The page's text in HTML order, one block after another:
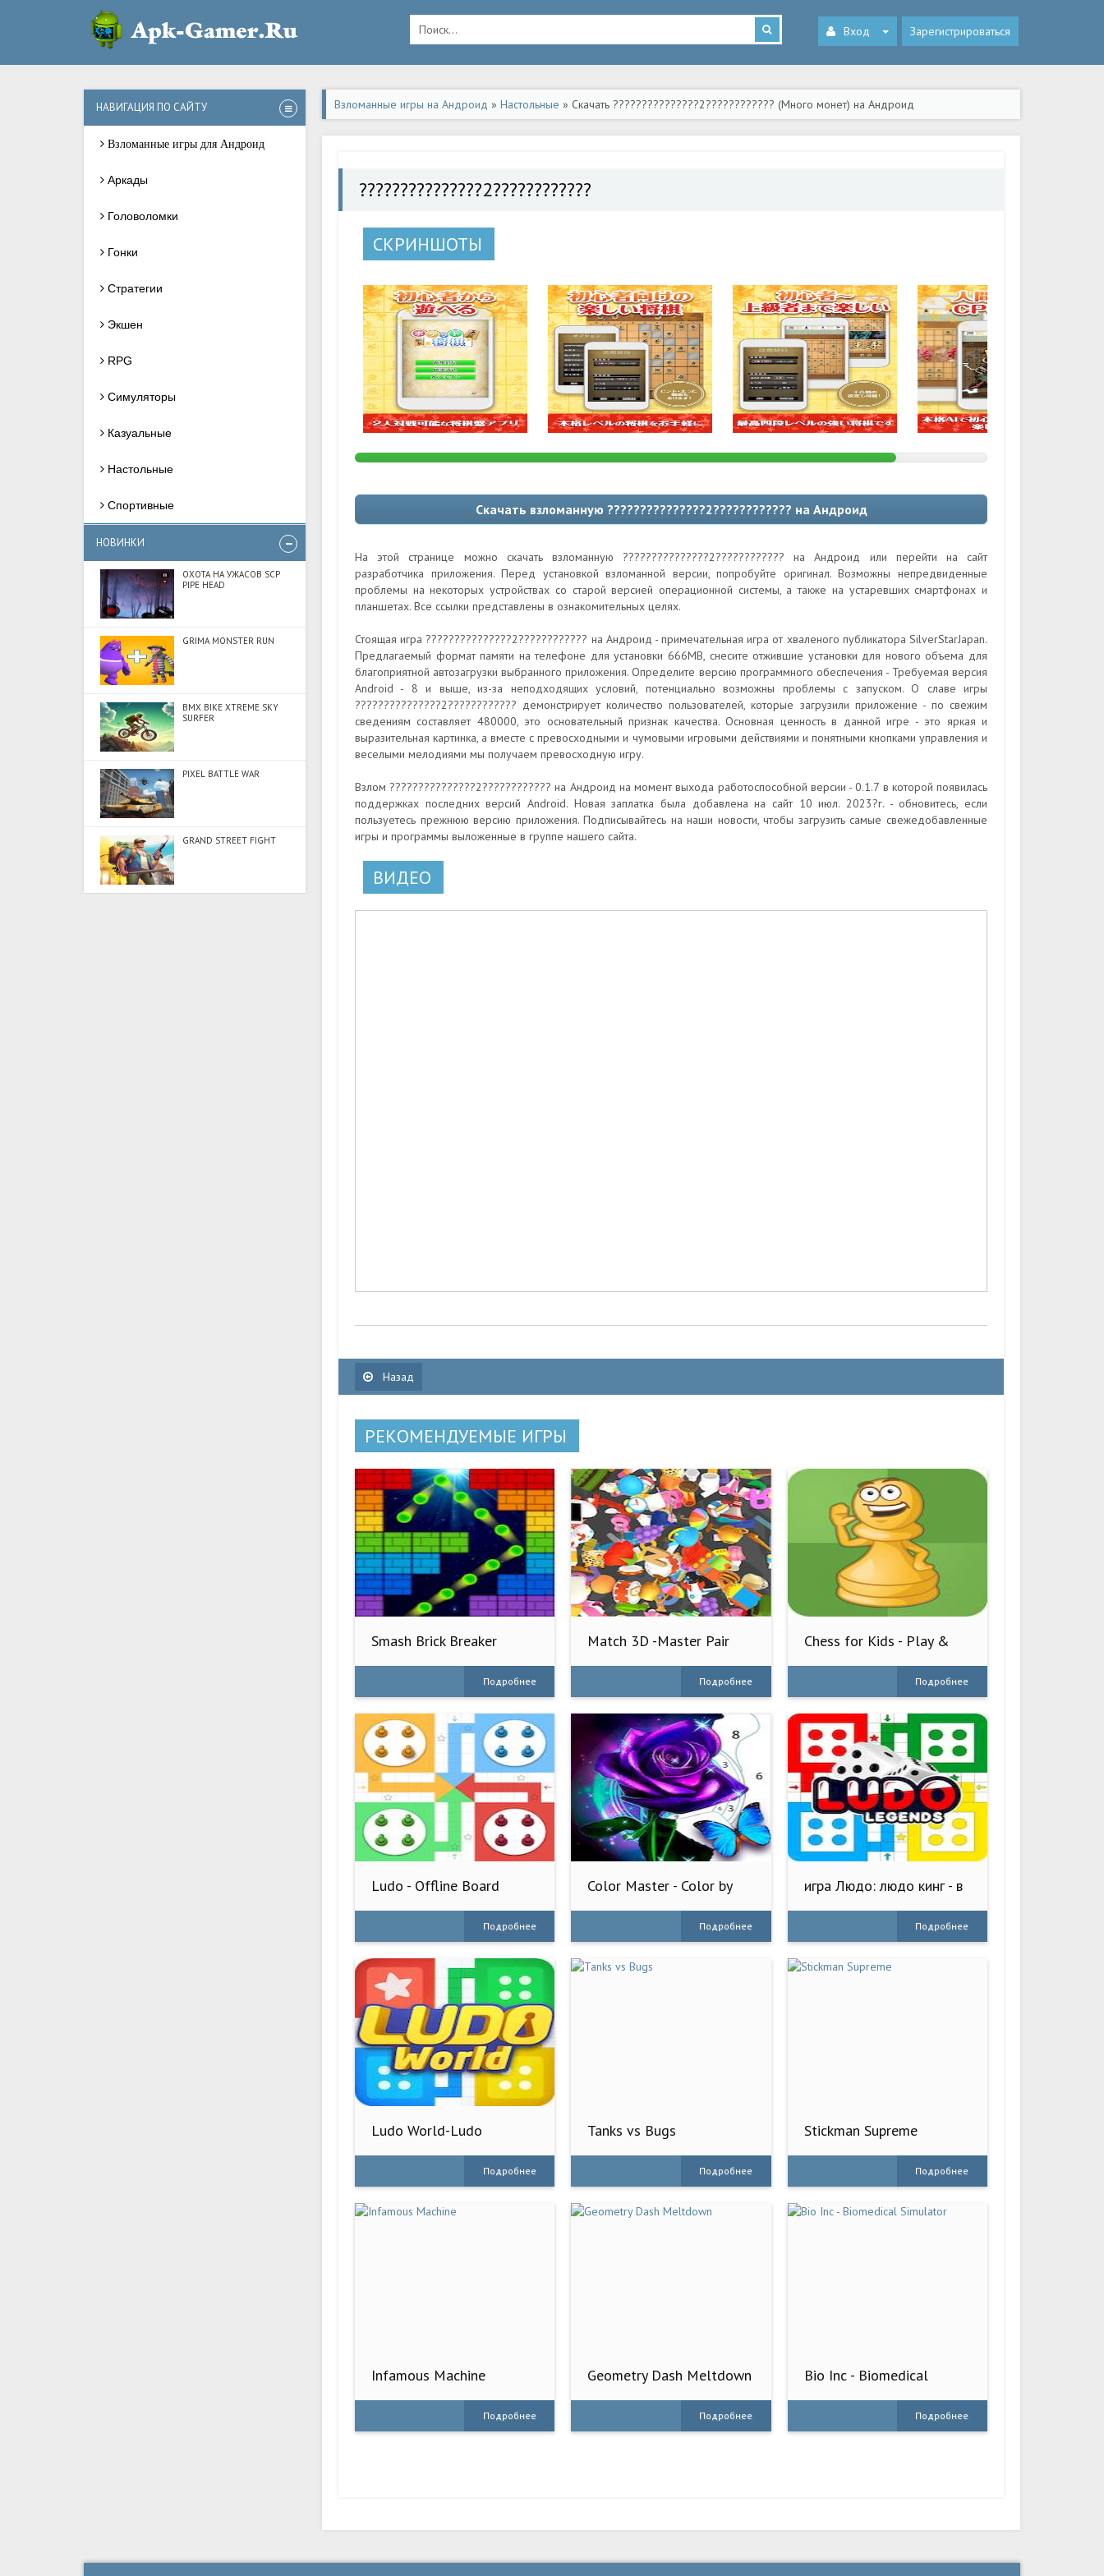
Вход Зарегистрироваться
НАВИГАЦИЯ ПО САЙТУ
Взломанные игры для Андроид
Аркады
Головоломки
Гонки
Стратегии
Экшен
RPG
Симуляторы
Казуальные
Настольные
Спортивные
НОВИНКИ
ОХОТА НА УЖАСОВ SCP
PIPE HEAD
GRIMA MONSTER RUN
BMX BIKE XTREME SKY
SURFER
PIXEL BATTLE WAR
GRAND STREET FIGHT
Взломанные игры на Андроид » Настольные » Скачать ???????????????2???????????? (Много монет) на Андроид
???????????????2????????????
СКРИНШОТЫ
Скачать взломанную ???????????????2???????????? на Андроид
На этой странице можно скачать взломанную ???????????????2???????????? на Андроид или перейти на сайт
разработчика приложения. Перед установкой взломанной версии, попробуйте оригинал. Возможны непредвиденные
проблемы на некоторых устройствах со старой версией операционной системы, а также на устаревших смартфонах и
планшетах. Все ссылки представлены в ознакомительных целях.
Стоящая игра ???????????????2???????????? на Андроид - примечательная игра от хваленого публикатора SilverStarJapan.
Предлагаемый формат памяти на телефоне для установки 666MB, снесите отжившие установки для нового объема для
благоприятной автозагрузки выбранного приложения. Определите версию программного обеспечения - Требуемая версия
Android - 8 и выше, из-за неподходящих условий, потенциально возможны проблемы с запуском. О славе игры
???????????????2???????????? демонстрирует количество пользователей, которые загрузили приложение - по свежим
сведениям составляет 480000, это основательный признак качества. Основная ценность в данной игре - это яркая и
выразительная картинка, а вместе с превосходными и чумовыми игровыми действиями и понятными кнопками управления и
веселыми мелодиями мы получаем превосходную игру.
Взлом ???????????????2???????????? на Андроид на момент выхода работоспособной версии - 0.1.7 в которой появилась
поддержках последних версий Android. Новая заплатка была добавлена на сайт 10 июл. 2023?г. - обновитесь, если
пользуетесь прежнюю версию приложения. Подписывайтесь на наши новости, чтобы загрузить самые свежедобавленные
игры и программы выложенные в группе нашего сайта.
ВИДЕО
Назад
РЕКОМЕНДУЕМЫЕ ИГРЫ
Smash Brick Breaker
Подробнее
Match 3D -Master Pair
Подробнее
Chess for Kids - Play &
Подробнее
Ludo - Offline Board
Подробнее
Color Master - Color by
Подробнее
игра Людо: людо кинг - в
Подробнее
Ludo World-Ludo
Подробнее
Tanks vs Bugs
Подробнее
Stickman Supreme
Подробнее
Infamous Machine
Подробнее
Geometry Dash Meltdown
Подробнее
Bio Inc - Biomedical
Подробнее